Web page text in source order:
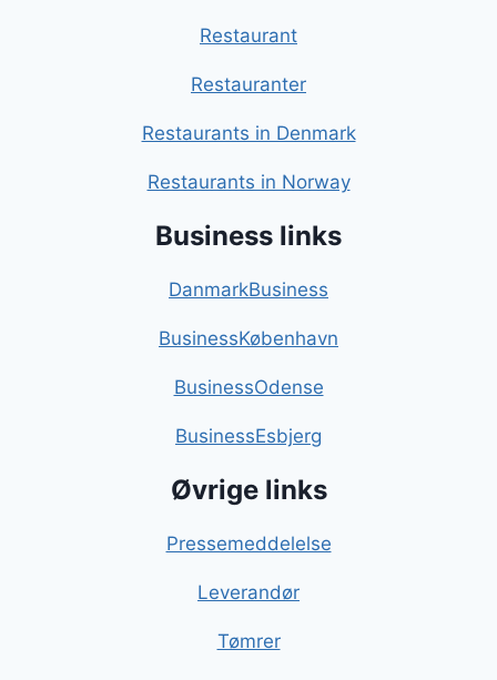
Restaurant
Restauranter
Restaurants in Denmark
Restaurants in Norway
Business links
DanmarkBusiness
BusinessKøbenhavn
BusinessOdense
BusinessEsbjerg
Øvrige links
Pressemeddelelse
Leverandør
Tømrer